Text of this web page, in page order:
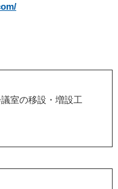
室の移設・増設工